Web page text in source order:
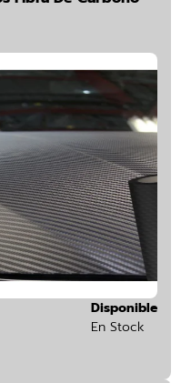
Disponible
En Stock